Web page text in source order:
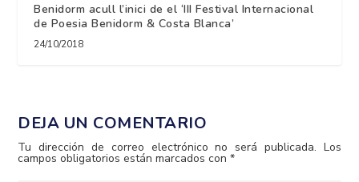
Benidorm acull l’inici de el ‘III Festival Internacional
de Poesia Benidorm & Costa Blanca’
24/10/2018
DEJA UN COMENTARIO
Tu dirección de correo electrónico no será publicada. Los
campos obligatorios están marcados con*